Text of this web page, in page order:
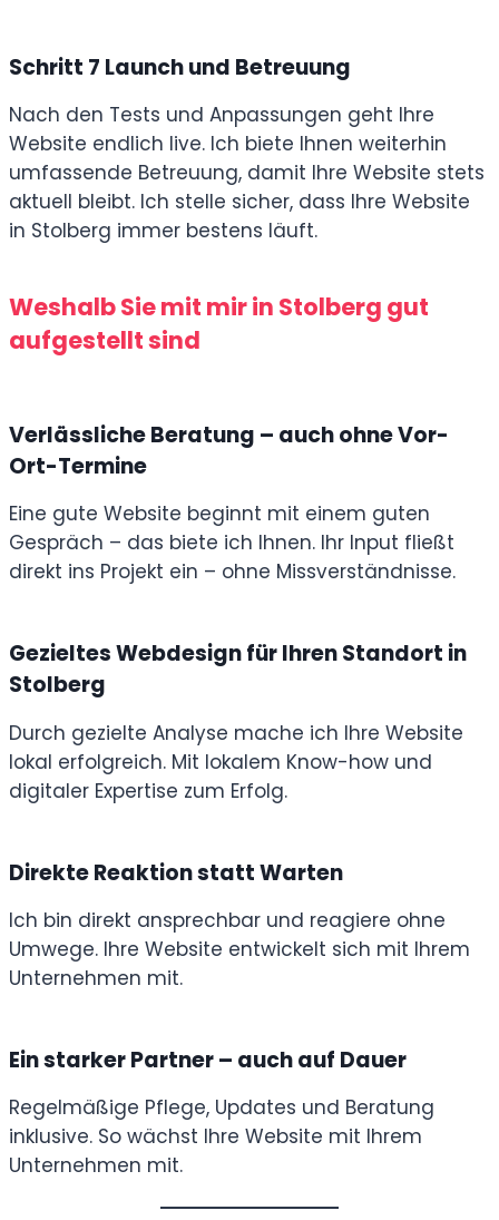
Schritt 7 Launch und Betreuung
Nach den Tests und Anpassungen geht Ihre
Website endlich live. Ich biete Ihnen weiterhin
umfassende Betreuung, damit Ihre Website stets
aktuell bleibt. Ich stelle sicher, dass Ihre Website
in Stolberg immer bestens läuft.
Weshalb Sie mit mir in Stolberg gut
aufgestellt sind
Verlässliche Beratung – auch ohne Vor-
Ort-Termine
Eine gute Website beginnt mit einem guten
Gespräch – das biete ich Ihnen. Ihr Input fließt
direkt ins Projekt ein – ohne Missverständnisse.
Gezieltes Webdesign für Ihren Standort in
Stolberg
Durch gezielte Analyse mache ich Ihre Website
lokal erfolgreich. Mit lokalem Know-how und
digitaler Expertise zum Erfolg.
Direkte Reaktion statt Warten
Ich bin direkt ansprechbar und reagiere ohne
Umwege. Ihre Website entwickelt sich mit Ihrem
Unternehmen mit.
Ein starker Partner – auch auf Dauer
Regelmäßige Pflege, Updates und Beratung
inklusive. So wächst Ihre Website mit Ihrem
Unternehmen mit.